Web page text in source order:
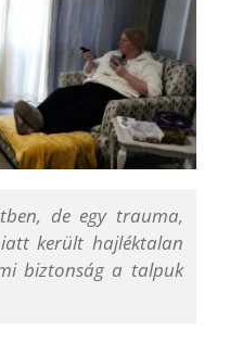
de egy trauma,
került hajléktalan
biztonság a talpuk